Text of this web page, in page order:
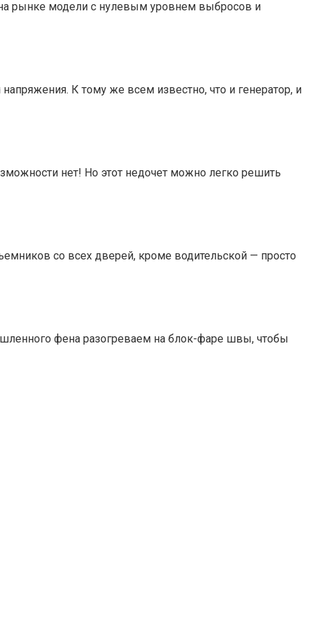
рынке модели с нулевым уровнем выбросов и
К тому же всем известно, что и генератор, и
нет! Но этот недочет можно легко решить
со всех дверей, кроме водительской — просто
фена разогреваем на блок-фаре швы, чтобы